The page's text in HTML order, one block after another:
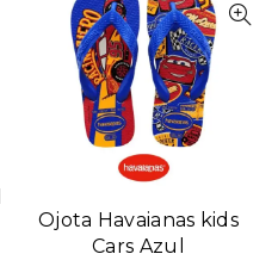
Ojota Havaianas kids
Cars Azul